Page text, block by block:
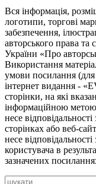
Вся інформація,
логотипи, торгові
забезпечення,
авторського права
України «Про
Використання
умови посилання (для
інтернет видання -
сторінки, на які
інформаційною
несе
сторінках або веб-
несе
користувача в
зазначених